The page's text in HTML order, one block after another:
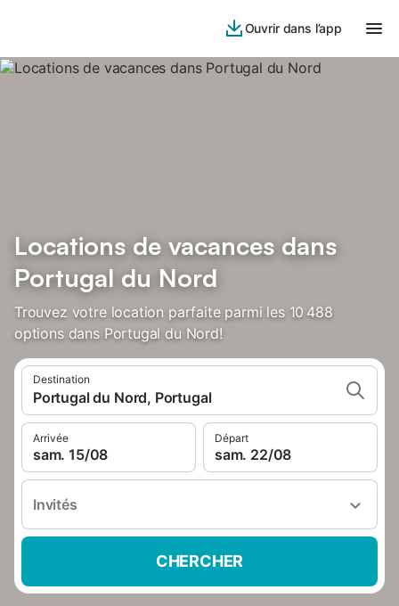
Ouvrir dans l’app
Locations de vacances dans
Portugal du Nord
Trouvez votre location parfaite parmi les 10 488
options dans Portugal du Nord!
Destination
Portugal du Nord, Portugal
Arrivée
sam. 15/08
Départ
sam. 22/08
Invités
CHERCHER